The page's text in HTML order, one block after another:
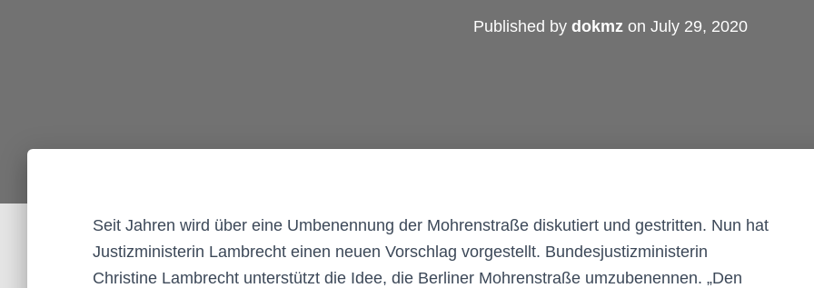
Published by dokmz on July 29, 2020
Seit Jahren wird über eine Umbenennung der Mohrenstraße diskutiert und gestritten. Nun hat
Justizministerin Lambrecht einen neuen Vorschlag vorgestellt. Bundesjustizministerin
Christine Lambrecht unterstützt die Idee, die Berliner Mohrenstraße umzubenennen. „Den